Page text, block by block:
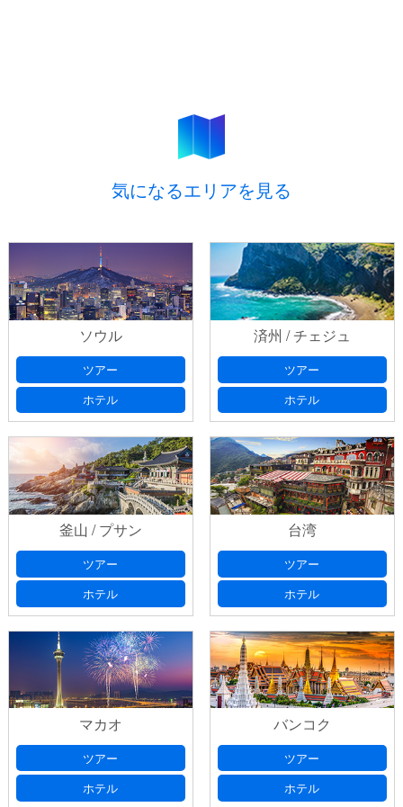
気になるエリアを見る
ソウル
ツアー
ホテル
済州 / チェジュ
ツアー
ホテル
釜山 / プサン
ツアー
ホテル
台湾
ツアー
ホテル
マカオ
ツアー
ホテル
バンコク
ツアー
ホテル